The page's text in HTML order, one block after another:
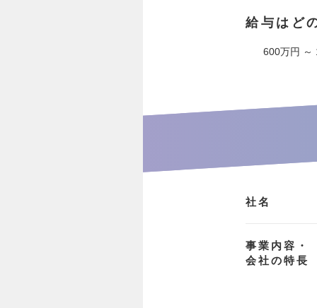
給与はど
600万円 ～
社名
事業内容・
会社の特長